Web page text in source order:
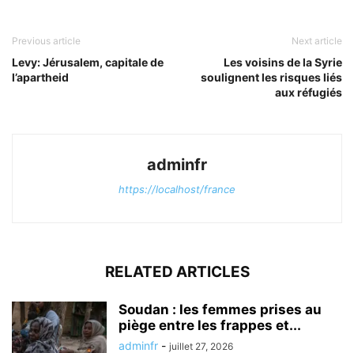
Previous article
Levy: Jérusalem, capitale de
l’apartheid
Next article
Les voisins de la Syrie
soulignent les risques liés
aux réfugiés
adminfr
https://localhost/france
RELATED ARTICLES
Soudan : les femmes prises au
piège entre les frappes et...
adminfr - juillet 27, 2026